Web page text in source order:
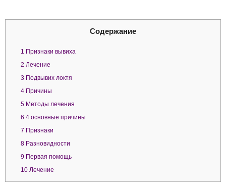
Содержание
1 Признаки вывиха
2 Лечение
3 Подвывих локтя
4 Причины
5 Методы лечения
6 4 основные причины
7 Признаки
8 Разновидности
9 Первая помощь
10 Лечение